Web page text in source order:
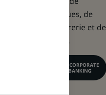
gestion des risques, de
gestion de trésorerie et de
conseil financier.
EN SAVOIR PLUS SUR CORPORATE
& INSTITUTIONAL BANKING